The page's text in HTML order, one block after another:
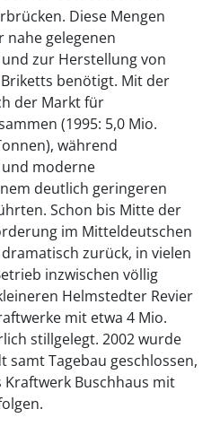
Diese Mengen
gelegenen
zur Herstellung von
benötigt. Mit der
der Markt für
(1995: 5,0 Mio.
während
moderne
deutlich geringeren
Schon bis Mitte der
im Mitteldeutschen
zurück, in vielen
inzwischen völlig
Helmstedter Revier
mit etwa 4 Mio.
stillgelegt. 2002 wurde
samt Tagebau geschlossen,
Kraftwerk Buschhaus mit